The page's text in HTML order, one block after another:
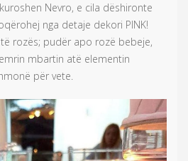
Nevro, e cila dëshironte
nga detaje dekori PINK!
rozës; pudër apo rozë bebeje,
mbartin atë elementin
për vete.